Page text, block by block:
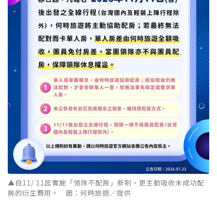
▲自11/ 11起實施「領隊不配房」新制，更主動吸收未成功配
房的衍生費用。 圖：何時旅遊／提供